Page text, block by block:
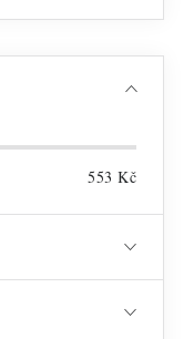
553 Kč